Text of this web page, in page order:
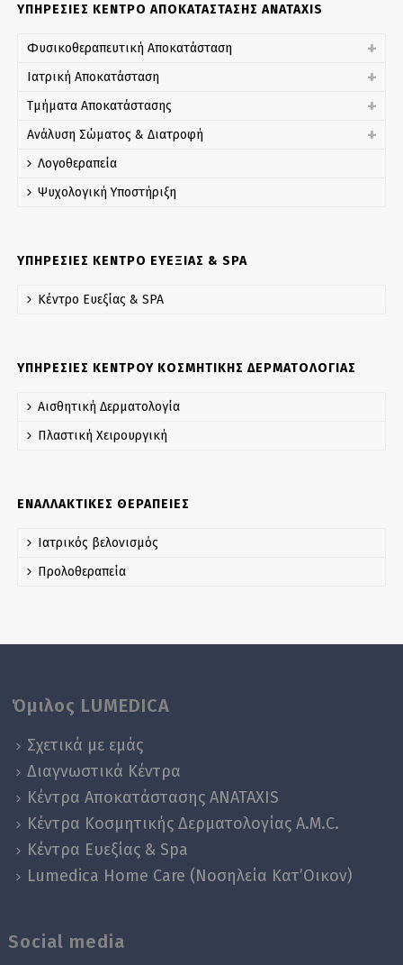
ΥΠΗΡΕΣΙΕΣ ΚΕΝΤΡΟ ΑΠΟΚΑΤΑΣΤΑΣΗΣ ANATAXIS
Φυσικοθεραπευτική Αποκατάσταση
Ιατρική Αποκατάσταση
Τμήματα Αποκατάστασης
Ανάλυση Σώματος & Διατροφή
Λογοθεραπεία
Ψυχολογική Yποστήριξη
ΥΠΗΡΕΣΙΕΣ ΚΕΝΤΡΟ ΕΥΕΞΙΑΣ & SPA
Κέντρο Ευεξίας & SPA
ΥΠΗΡΕΣΙΕΣ ΚΕΝΤΡΟΥ ΚΟΣΜΗΤΙΚΗΣ ΔΕΡΜΑΤΟΛΟΓΙΑΣ
Αισθητική Δερματολογία
Πλαστική Χειρουργική
ΕΝΑΛΛΑΚΤΙΚΕΣ ΘΕΡΑΠΕΙΕΣ
Ιατρικός βελονισμός
Προλοθεραπεία
Όμιλος LUMEDICA
Σχετικά με εμάς
Διαγνωστικά Κέντρα
Κέντρα Αποκατάστασης ANATAXIS
Κέντρα Κοσμητικής Δερματολογίας A.M.C.
Κέντρα Ευεξίας & Spa
Lumedica Home Care (Νοσηλεία Κατ’Οικον)
Social media